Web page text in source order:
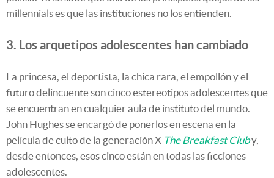
millennials es que las instituciones no los entienden.
3. Los arquetipos adolescentes han cambiado
La princesa, el deportista, la chica rara, el empollón y el
futuro delincuente son cinco estereotipos adolescentes que
se encuentran en cualquier aula de instituto del mundo.
John Hughes se encargó de ponerlos en escena en la
película de culto de la generación X The Breakfast Cluby,
desde entonces, esos cinco están en todas las ficciones
adolescentes.